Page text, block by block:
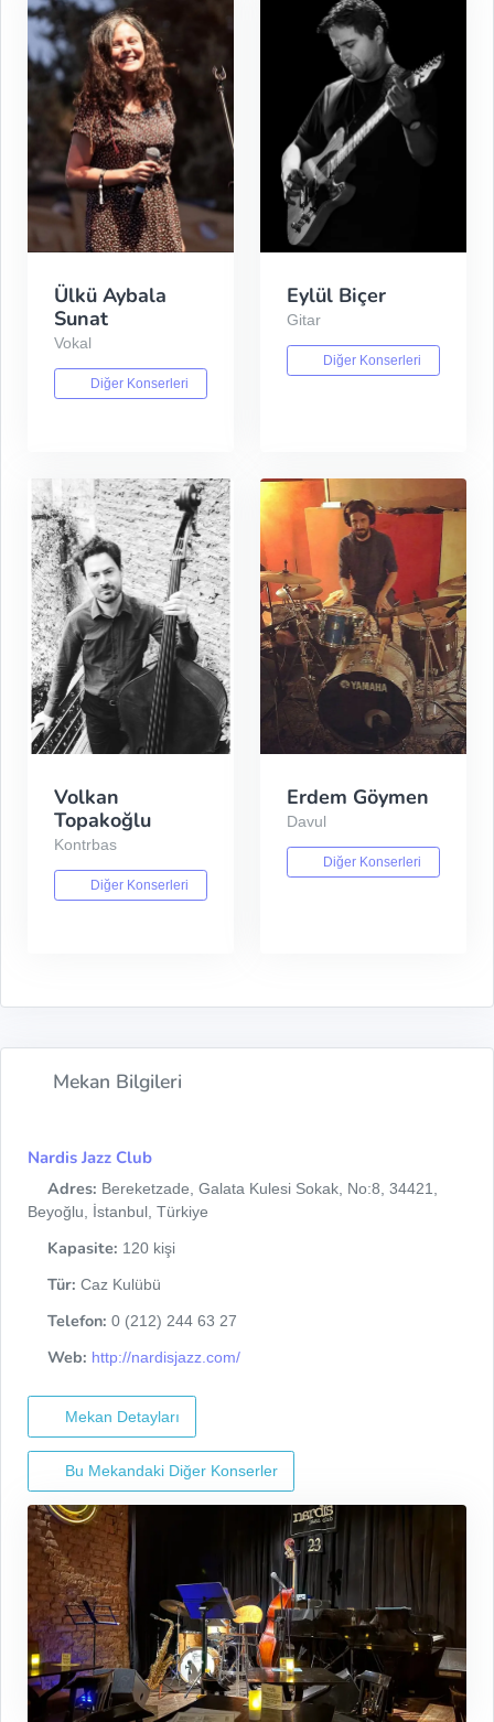
Ülkü Aybala
Sunat
Vokal
Diğer Konserleri
Eylül Biçer
Gitar
Diğer Konserleri
Volkan
Topakoğlu
Kontrbas
Diğer Konserleri
Erdem Göymen
Davul
Diğer Konserleri
Mekan Bilgileri
Nardis Jazz Club
Adres: Bereketzade, Galata Kulesi Sokak, No:8, 34421,
Beyoğlu, İstanbul, Türkiye
Kapasite: 120 kişi
Tür: Caz Kulübü
Telefon: 0 (212) 244 63 27
Web: http://nardisjazz.com/
Mekan Detayları
Bu Mekandaki Diğer Konserler